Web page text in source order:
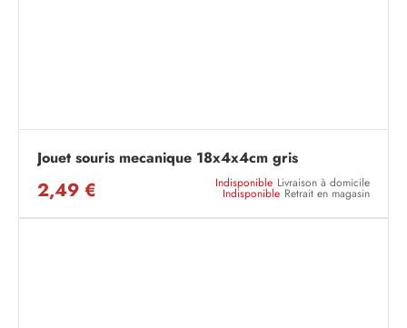
Jouet souris mecanique 18x4x4cm gris
2,49 € Indisponible Livraison à domicile
Indisponible Retrait en magasin